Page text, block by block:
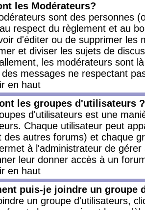
les Modérateurs?
sont des personnes
respect du règlement et au
d'éditer ou de supprimer les
et diviser les sujets de
les modérateurs sont
messages ne respectant
en haut
les groupes d'utilisateurs ?
d'utilisateurs est une
Chaque utilisateur peut
des autres forums) et chaque
à l'administrateur de
leur donner accès à un
en haut
puis-je joindre un groupe
un groupe d'utilisateurs,